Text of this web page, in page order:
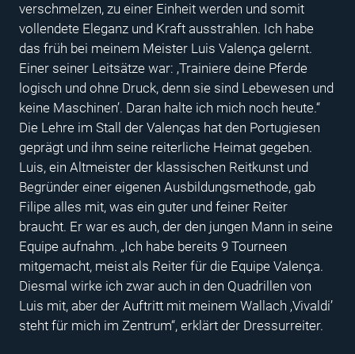
verschmelzen, zu einer Einheit werden und somit
vollendete Eleganz und Kraft ausstrahlen. Ich habe
das früh bei meinem Meister Luis Valença gelernt.
Einer seiner Leitsätze war: ‚Trainiere deine Pferde
logisch und ohne Druck, denn sie sind Lebewesen und
keine Maschinen’. Daran halte ich mich noch heute.“
Die Lehre im Stall der Valenças hat den Portugiesen
geprägt und ihm seine reiterliche Heimat gegeben.
Luis, ein Altmeister der klassischen Reitkunst und
Begründer einer eigenen Ausbildungsmethode, gab
Filipe alles mit, was ein guter und feiner Reiter
braucht. Er war es auch, der den jungen Mann in seine
Equipe aufnahm. „Ich habe bereits 9 Tourneen
mitgemacht, meist als Reiter für die Equipe Valença.
Diesmal wirke ich zwar auch in den Quadrillen von
Luis mit, aber der Auftritt mit meinem Wallach ‚Vivaldi’
steht für mich im Zentrum“, erklärt der Dressurreiter.